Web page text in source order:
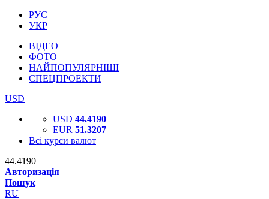
РУС
УКР
ВІДЕО
ФОТО
НАЙПОПУЛЯРНІШІ
СПЕЦПРОЕКТИ
USD
USD 44.4190
EUR 51.3207
Всі курси валют
44.4190
Авторизація
Пошук
RU